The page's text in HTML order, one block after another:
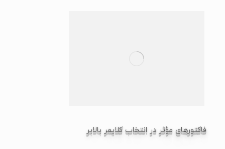
فاکتورهای مؤثر در انتخاب کلایمر بالابر